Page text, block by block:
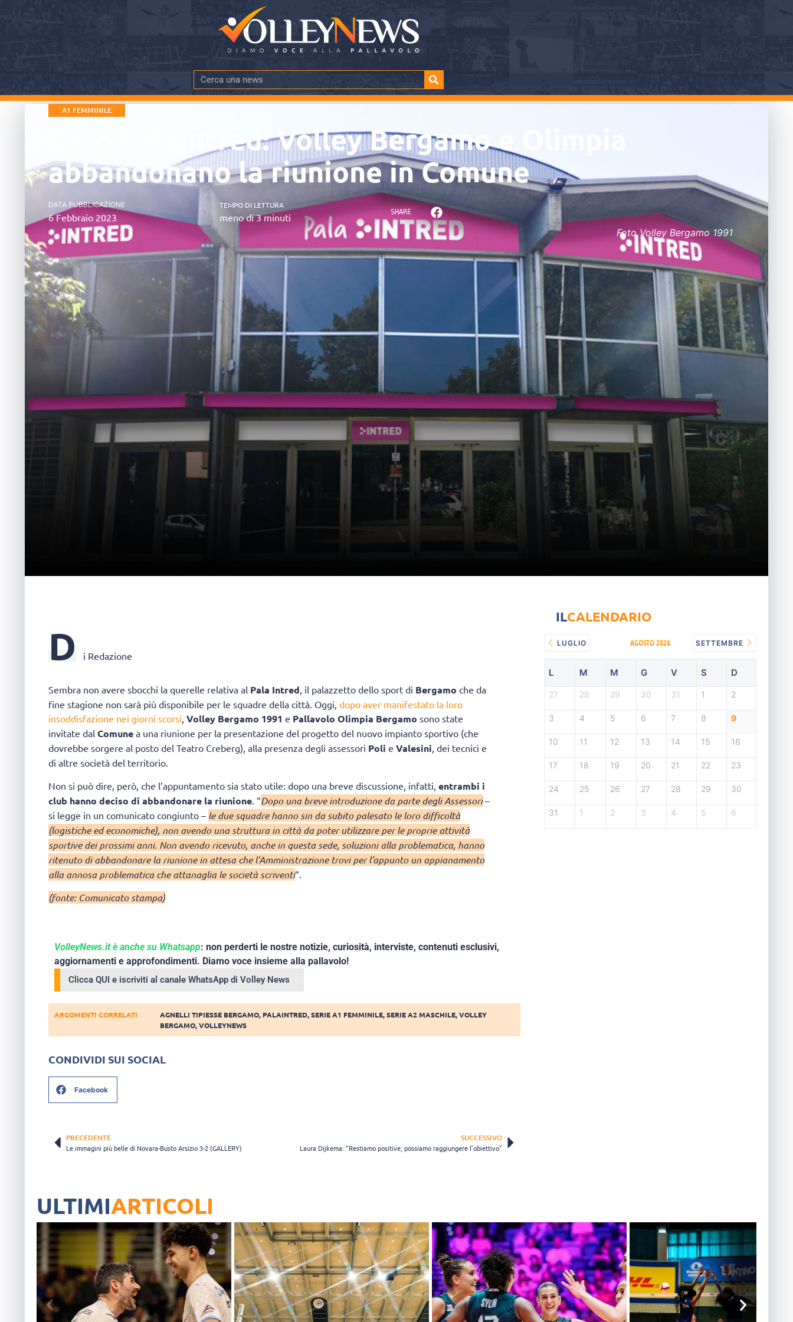
A1 FEMMINILE
Caso PalaIntred: Volley Bergamo e Olimpia
abbandonano la riunione in Comune
DATA PUBBLICAZIONE
6 Febbraio 2023
TEMPO DI LETTURA
meno di 3 minuti SHARE
Foto Volley Bergamo 1991
D i Redazione
Sembra non avere sbocchi la querelle relativa al Pala Intred, il palazzetto dello sport di Bergamo che da
fine stagione non sarà più disponibile per le squadre della città. Oggi, dopo aver manifestato la loro
insoddisfazione nei giorni scorsi, Volley Bergamo 1991 e Pallavolo Olimpia Bergamo sono state
invitate dal Comune a una riunione per la presentazione del progetto del nuovo impianto sportivo (che
dovrebbe sorgere al posto del Teatro Creberg), alla presenza degli assessori Poli e Valesini, dei tecnici e
di altre società del territorio.
Non si può dire, però, che l’appuntamento sia stato utile: dopo una breve discussione, infatti, entrambi i
club hanno deciso di abbandonare la riunione . “Dopo una breve introduzione da parte degli Assessori–
si legge in un comunicato congiunto – le due squadre hanno sin da subito palesato le loro difficoltà
(logistiche ed economiche), non avendo una struttura in città da poter utilizzare per le proprie attività
sportive dei prossimi anni. Non avendo ricevuto, anche in questa sede, soluzioni alla problematica, hanno
ritenuto di abbandonare la riunione in attesa che l’Amministrazione trovi per l’appunto un appianamento
alla annosa problematica che attanaglia le società scriventi“.
(fonte: Comunicato stampa)
VolleyNews.it è anche su Whatsapp: non perderti le nostre notizie, curiosità, interviste, contenuti esclusivi,
aggiornamenti e approfondimenti. Diamo voce insieme alla pallavolo!
Clicca QUI e iscriviti al canale WhatsApp di Volley News
ARGOMENTI CORRELATI AGNELLI TIPIESSE BERGAMO, PALAINTRED,SERIE A1 FEMMINILE,SERIE A2 MASCHILE,VOLLEY
BERGAMO,VOLLEYNEWS
CONDIVIDI SUI SOCIAL
Facebook
PRECEDENTE
Le immagini più belle di Novara-Busto Arsizio 3-2 (GALLERY)
SUCCESSIVO
Laura Dijkema: “Restiamo positive, possiamo raggiungere l’obiettivo”
ILCALENDARIO
LUGLIO AGOSTO 2026 SETTEMBRE
L M M G V S D
27 28 29 30 31 1 2
3 4 5 6 7 8 9
10 11 12 13 14 15 16
17 18 19 20 21 22 23
24 25 26 27 28 29 30
31 1 2 3 4 5 6
ULTIMIARTICOLI